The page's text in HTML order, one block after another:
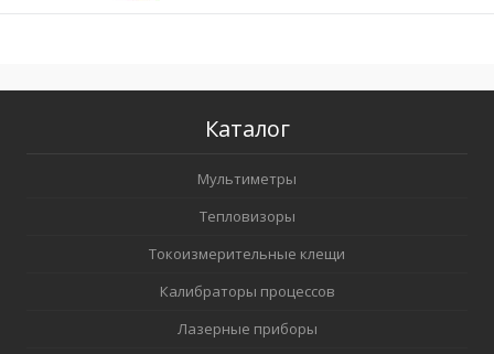
Каталог
Мультиметры
Тепловизоры
Токоизмерительные клещи
Калибраторы процессов
Лазерные приборы